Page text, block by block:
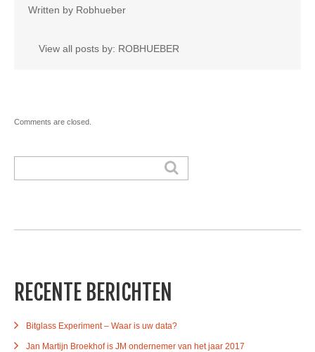
Written by Robhueber
View all posts by: ROBHUEBER
Comments are closed.
RECENTE BERICHTEN
Bitglass Experiment – Waar is uw data?
Jan Martijn Broekhof is JM ondernemer van het jaar 2017